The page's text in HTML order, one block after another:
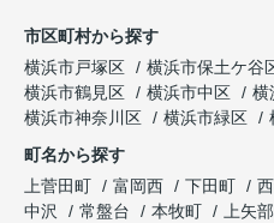
市区町村から探す
横浜市戸塚区
横浜市保土ケ谷
横浜市鶴見区
横浜市中区 横
横浜市神奈川区
横浜市緑区
町名から探す
上菅田町
富岡西 下田町
中沢
常盤台 本牧町
上矢